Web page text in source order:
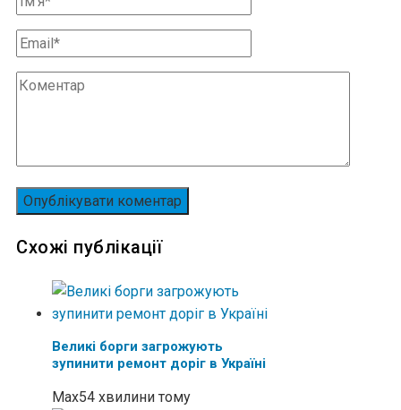
Схожі публікації
Великі борги загрожують
зупинити ремонт доріг в Україні
Max54 хвилини тому